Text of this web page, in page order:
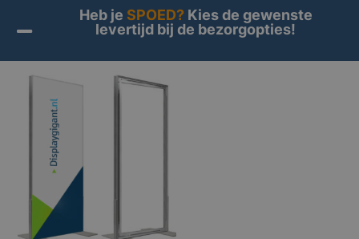
Home 5 voordelen van een verlichte beurswand
Heb je SPOED?Kies de gewenste
levertijd bij de bezorgopties!